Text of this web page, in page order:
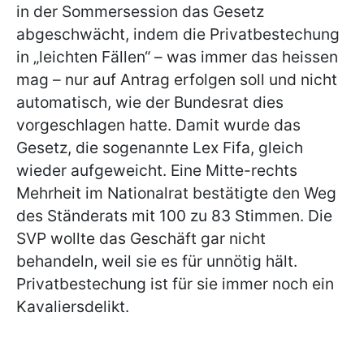
in der Sommersession das Gesetz
abgeschwächt, indem die Privatbestechung
in „leichten Fällen“ – was immer das heissen
mag – nur auf Antrag erfolgen soll und nicht
automatisch, wie der Bundesrat dies
vorgeschlagen hatte. Damit wurde das
Gesetz, die sogenannte Lex Fifa, gleich
wieder aufgeweicht. Eine Mitte-rechts
Mehrheit im Nationalrat bestätigte den Weg
des Ständerats mit 100 zu 83 Stimmen. Die
SVP wollte das Geschäft gar nicht
behandeln, weil sie es für unnötig hält.
Privatbestechung ist für sie immer noch ein
Kavaliersdelikt.